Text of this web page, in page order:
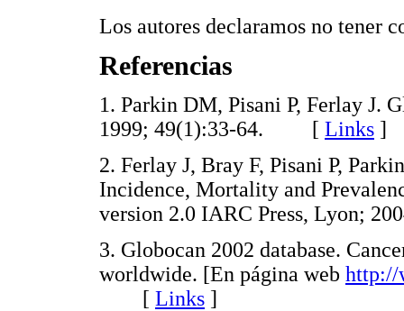
Los autores declaramos no tener
Referencias
1. Parkin DM, Pisani P, Ferlay J.
1999; 49(1):33-64. [ Links ]
2. Ferlay J, Bray F, Pisani P,
Incidence, Mortality and
version 2.0 IARC Press,
3. Globocan 2002 database.
worldwide. [En página web http://
[ Links ]